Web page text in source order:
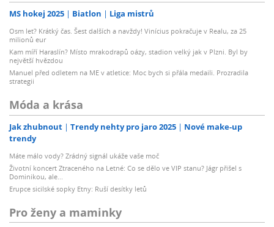
MS hokej 2025 Biatlon Liga mistrů
Osm let? Krátký čas. Šest dalších a navždy! Vinícius pokračuje v Realu, za 25
milionů eur
Kam míří Haraslín? Místo mrakodrapů oázy, stadion velký jak v Plzni. Byl by
největší hvězdou
Manuel před odletem na ME v atletice: Moc bych si přála medaili. Prozradila
strategii
Móda a krása
Jak zhubnout Trendy nehty pro jaro 2025
Nové make-up
trendy
Máte málo vody? Zrádný signál ukáže vaše moč
Životní koncert Ztraceného na Letné: Co se dělo ve VIP stanu? Jágr přišel s
Dominikou, ale...
Erupce sicilské sopky Etny: Ruší desítky letů
Pro ženy a maminky